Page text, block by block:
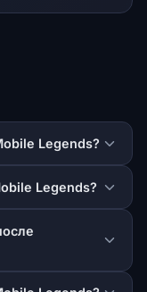
Legends?
Legends?